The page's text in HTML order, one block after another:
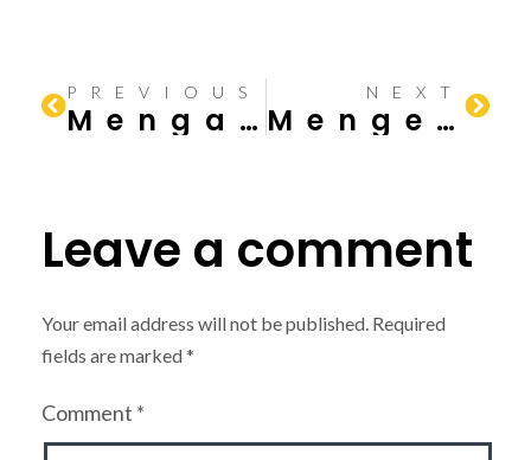
PREVIOUS
Mengapa Konstruksi Baja Terus Mendominasi Industri Konstruksi
NEXT
Mengenal Konstruksi Baja
Leave a comment
Your email address will not be published. Required
fields are marked*
Comment *